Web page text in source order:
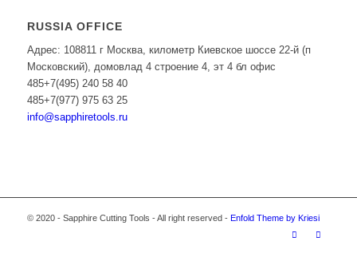
RUSSIA OFFICE
Адрес: 108811 г Москва, километр Киевское шоссе 22-й (п
Московский), домовлад 4 строение 4, эт 4 бл офис
485+7(495) 240 58 40
485+7(977) 975 63 25
info@sapphiretools.ru
© 2020 - Sapphire Cutting Tools - All right reserved - Enfold Theme by Kriesi